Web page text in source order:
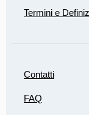
Termini e
Contatti
FAQ